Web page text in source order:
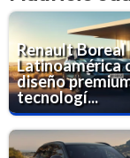
Renault Boreal
Latinoamérica
diseño
tecnologí...